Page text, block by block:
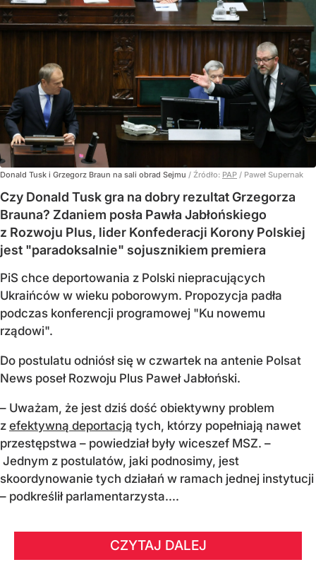
Donald Tusk i Grzegorz Braun na sali obrad Sejmu / Źródło: PAP / Paweł Supernak
Czy Donald Tusk gra na dobry rezultat Grzegorza
Brauna? Zdaniem posła Pawła Jabłońskiego
z Rozwoju Plus, lider Konfederacji Korony Polskiej
jest "paradoksalnie" sojusznikiem premiera
PiS chce deportowania z Polski niepracujących
Ukraińców w wieku poborowym. Propozycja padła
podczas konferencji programowej "Ku nowemu
rządowi".
Do postulatu odniósł się w czwartek na antenie Polsat
News poseł Rozwoju Plus Paweł Jabłoński.
– Uważam, że jest dziś dość obiektywny problem
z efektywną deportacją tych, którzy popełniają nawet
przestępstwa – powiedział były wiceszef MSZ. –
Jednym z postulatów, jaki podnosimy, jest
skoordynowanie tych działań w ramach jednej instytucji
– podkreślił parlamentarzysta....
CZYTAJ DALEJ